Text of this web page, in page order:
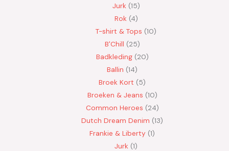
Jurk 15
Rok 4
T-shirt & Tops 10
B'Chill 25
Badkleding 20
Ballin 14
Broek Kort 5
Broeken & Jeans 10
Common Heroes 24
Dutch Dream Denim 13
Frankie & Liberty 1
Jurk 1